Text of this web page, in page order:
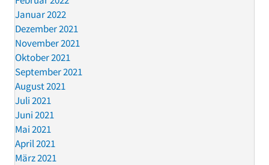
Januar 2022
Dezember 2021
November 2021
Oktober 2021
September 2021
August 2021
Juli 2021
Juni 2021
Mai 2021
April 2021
März 2021